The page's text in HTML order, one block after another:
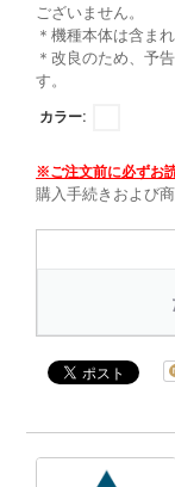
ございません。
＊機種本体は含ま
＊改良のため、予
す。
カラー:
※ご注文前に必ずお
購入手続きおよび